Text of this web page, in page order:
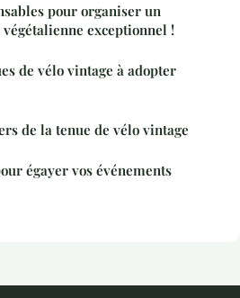
pour organiser un
exceptionnel !
de vélo vintage à adopter
de la tenue de vélo vintage
égayer vos événements